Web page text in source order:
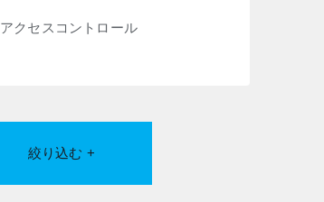
アクセスコントロール
絞り込む +